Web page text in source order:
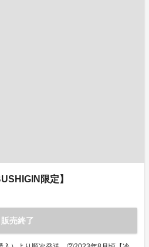
限定】
販売終了